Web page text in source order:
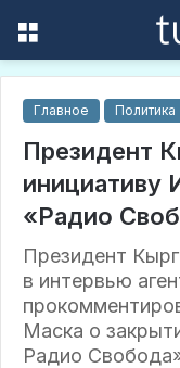
Главное Политика
Президент
инициативу
«Радио
Президент
в интервью
Маска о
Радио